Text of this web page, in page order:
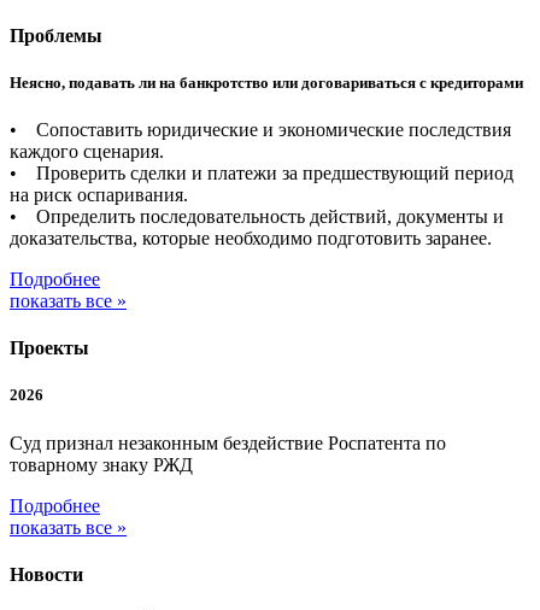
Проблемы
Неясно, подавать ли на банкротство или договариваться с кредиторами
• Сопоставить юридические и экономические последствия
каждого сценария.
• Проверить сделки и платежи за предшествующий период
на риск оспаривания.
• Определить последовательность действий, документы и
доказательства, которые необходимо подготовить заранее.
Подробнее
показать все »
Проекты
2026
Суд признал незаконным бездействие Роспатента по
товарному знаку РЖД
Подробнее
показать все »
Новости